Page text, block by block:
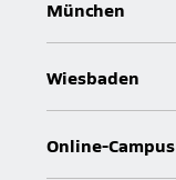
München
Wiesbaden
Online-Campus